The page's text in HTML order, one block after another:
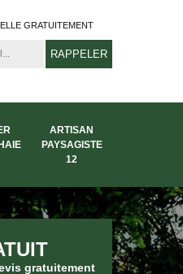
GRATUITEMENT
ARTISAN
PAYSAGISTE
12
gratuitement